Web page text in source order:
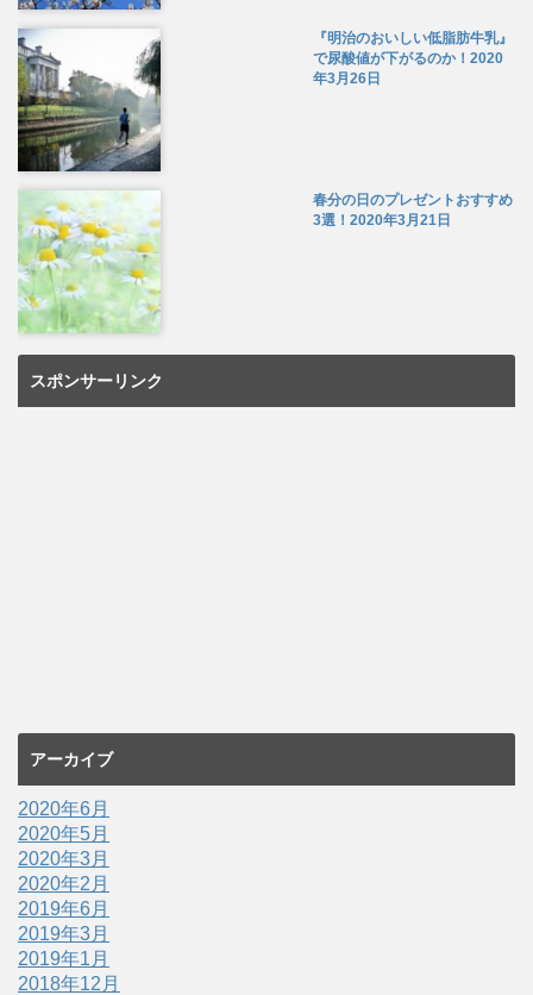
『明治のおいしい低脂肪牛乳』
で尿酸値が下がるのか！ 2020
年3月26日
春分の日のプレゼントおすすめ
3選！ 2020年3月21日
スポンサーリンク
アーカイブ
2020年6月
2020年5月
2020年3月
2020年2月
2019年6月
2019年3月
2019年1月
2018年12月